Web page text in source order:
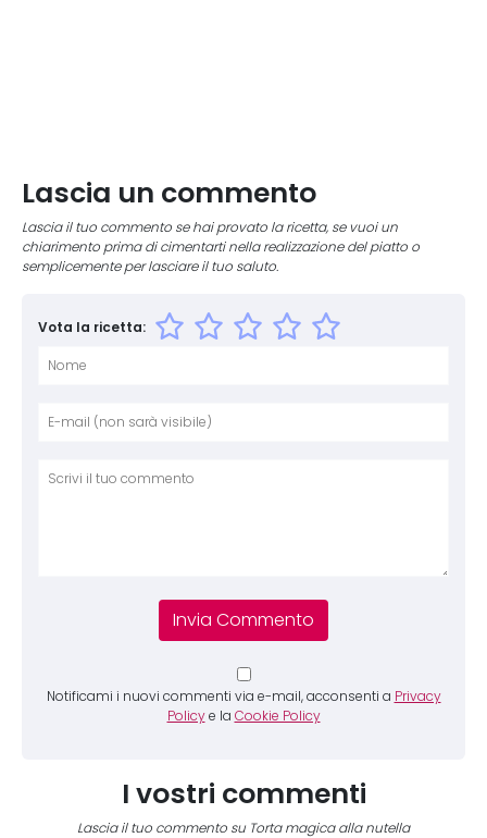
Lascia un commento
Lascia il tuo commento se hai provato la ricetta, se vuoi un
chiarimento prima di cimentarti nella realizzazione del piatto o
semplicemente per lasciare il tuo saluto.
Vota la ricetta:
Notificami i nuovi commenti via e-mail, acconsenti a Privacy
Policy e la Cookie Policy
I vostri commenti
Lascia il tuo commento su Torta magica alla nutella